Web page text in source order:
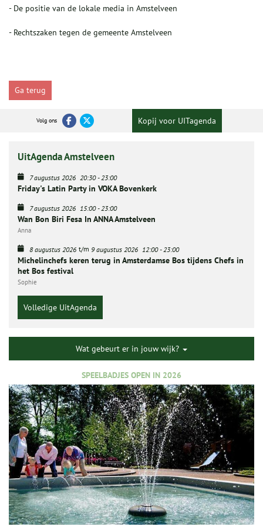
- De positie van de lokale media in Amstelveen
- Rechtszaken tegen de gemeente Amstelveen
Ga terug
Volg ons Kopij voor UITagenda
UitAgenda Amstelveen
7 augustus 2026 20:30-23:00
Friday's Latin Party in VOKA Bovenkerk
7 augustus 2026 15:00-23:00
Wan Bon Biri Fesa In ANNA Amstelveen
Anna
8 augustus 2026 t/m 9 augustus 2026 12:00-23:00
Michelinchefs keren terug in Amsterdamse Bos tijdens Chefs in
het Bos festival
Sophie
Volledige UitAgenda
Wat gebeurt er in jouw wijk?
SPEELBADJES OPEN IN 2026